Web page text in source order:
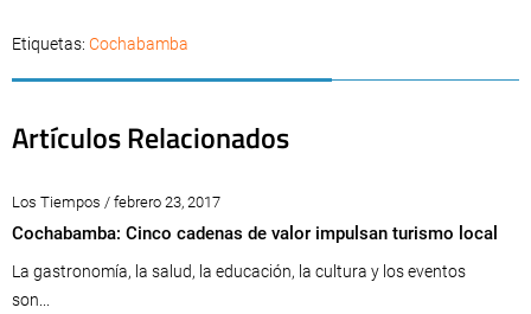
Etiquetas: Cochabamba
Artículos Relacionados
Los Tiempos / febrero 23, 2017
Cochabamba: Cinco cadenas de valor impulsan turismo local
La gastronomía, la salud, la educación, la cultura y los eventos
son...